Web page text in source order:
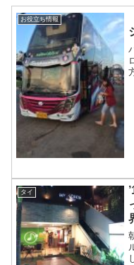
お役立ち情報
タイ